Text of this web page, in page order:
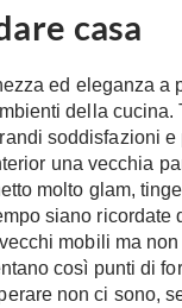
casa
ed eleganza a
della cucina.
soddisfazioni
una vecchia
molto glam,
siano ricordate
mobili ma
così punti di
non ci sono,